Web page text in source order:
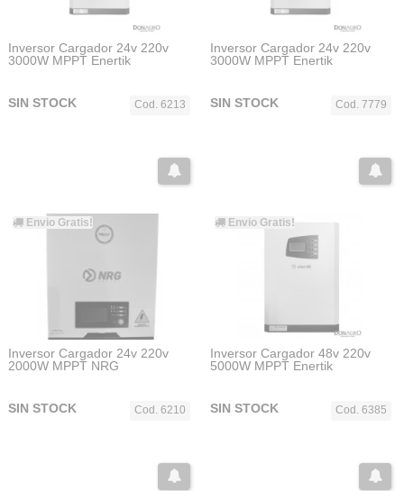
Inversor Cargador 24v 220v
3000W MPPT Enertik
Cod. 6213
SIN STOCK
Inversor Cargador 24v 220v
3000W MPPT Enertik
Cod. 7779
SIN STOCK
Envio Gratis!
Inversor Cargador 24v 220v
2000W MPPT NRG
Cod. 6210
SIN STOCK
Envio Gratis!
Inversor Cargador 48v 220v
5000W MPPT Enertik
Cod. 6385
SIN STOCK